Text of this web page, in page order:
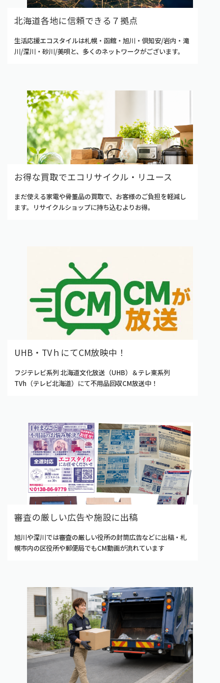
北海道各地に信頼できる７拠点
生活応援エコスタイルは札幌・函館・旭川・倶知安/岩内・滝
川/深川・砂川/美唄と、多くのネットワークがございます。
お得な買取でエコリサイクル・リユース
まだ使える家電や骨董品の買取で、お客様のご負担を軽減し
ます。リサイクルショップに持ち込むよりお得。
UHB・TVｈにてCM放映中！
フジテレビ系列 北海道文化放送（UHB）＆テレ東系列
TVh（テレビ北海道）にて不用品回収CM放送中！
審査の厳しい広告や施設に出稿
旭川や深川では審査の厳しい役所の封筒広告などに出稿・札
幌市内の区役所や郵便局でもCM動画が流れています